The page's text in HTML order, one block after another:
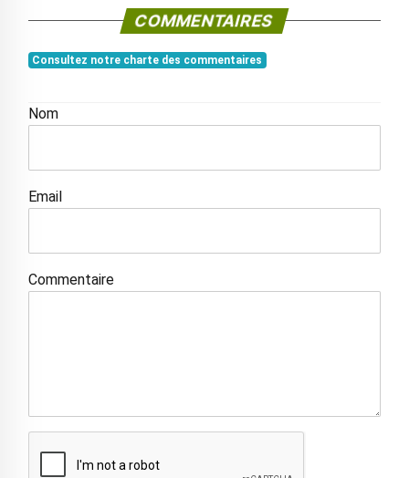
COMMENTAIRES
Consultez notre charte des commentaires
Nom
Email
Commentaire